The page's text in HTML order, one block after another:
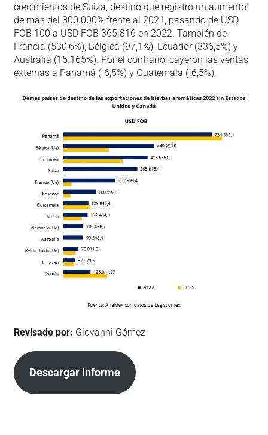
crecimientos de Suiza, destino que registró un aumento
de más del 300.000% frente al 2021, pasando de USD
FOB 100 a USD FOB 365.816 en 2022. También de
Francia (530,6%), Bélgica (97,1%), Ecuador (336,5%) y
Australia (15.165%). Por el contrario, cayeron las ventas
externas a Panamá (-6,5%) y Guatemala (-6,5%).
Revisado por: Giovanni Gómez
Descargar Informe